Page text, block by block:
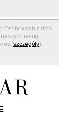
Osobowych z dnia
usług
(szczegóły).